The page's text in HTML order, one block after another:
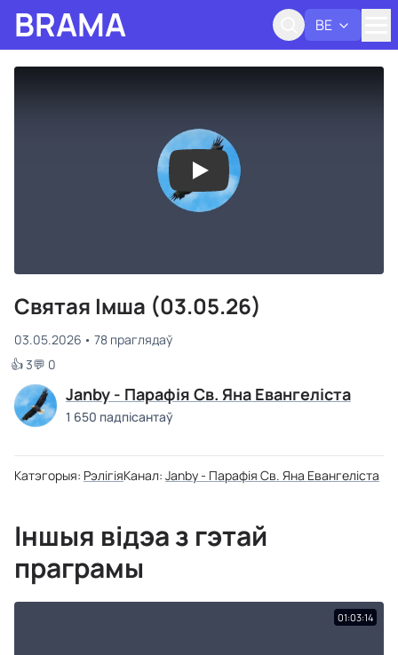
BRAMA BE
Святая Імша (03.05.26)
03.05.2026
78 праглядаў
👍 3💬 0
Janby - Парафія Св. Яна Евангеліста
1 650 падпісантаў
Катэгорыя: РэлігіяКанал: Janby - Парафія Св. Яна Евангеліста
Іншыя відэа з гэтай
праграмы
01:03:14